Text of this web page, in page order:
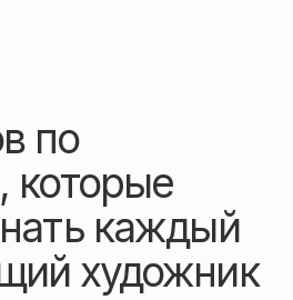
по
которые
каждый
художник